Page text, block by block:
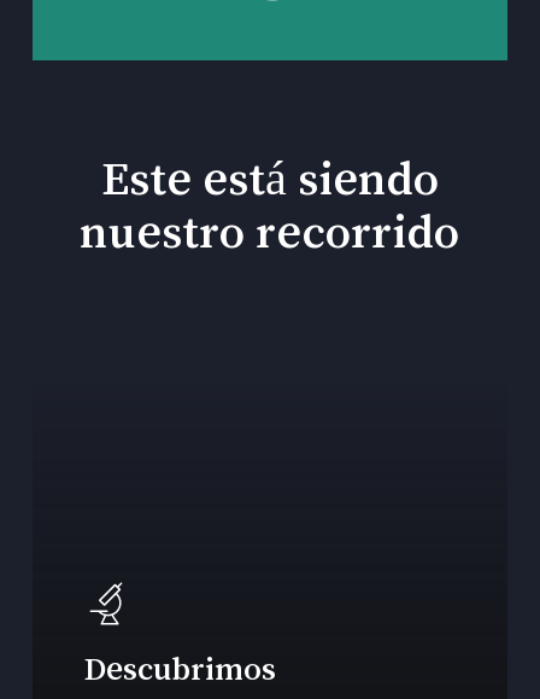
Este está siendo
nuestro recorrido
Descubrimos